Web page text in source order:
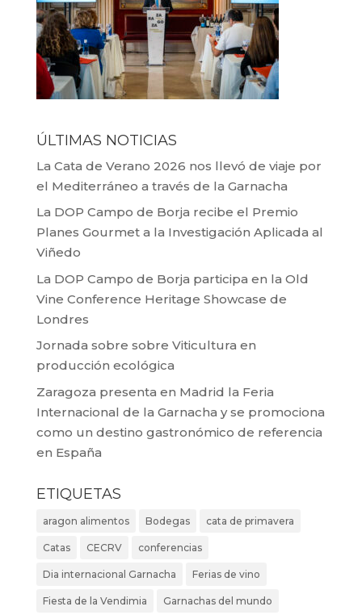
ÚLTIMAS NOTICIAS
La Cata de Verano 2026 nos llevó de viaje por
el Mediterráneo a través de la Garnacha
La DOP Campo de Borja recibe el Premio
Planes Gourmet a la Investigación Aplicada al
Viñedo
La DOP Campo de Borja participa en la Old
Vine Conference Heritage Showcase de
Londres
Jornada sobre sobre Viticultura en
producción ecológica
Zaragoza presenta en Madrid la Feria
Internacional de la Garnacha y se promociona
como un destino gastronómico de referencia
en España
ETIQUETAS
aragon alimentos Bodegas cata de primavera
Catas CECRV conferencias
Dia internacional Garnacha Ferias de vino
Fiesta de la Vendimia Garnachas del mundo